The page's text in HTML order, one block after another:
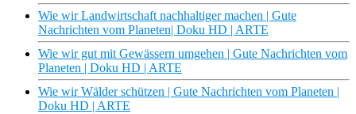
Wie wir Landwirtschaft nachhaltiger machen | Gute
Nachrichten vom Planeten| Doku HD | ARTE
Wie wir gut mit Gewässern umgehen | Gute Nachrichten vom
Planeten | Doku HD | ARTE
Wie wir Wälder schützen | Gute Nachrichten vom Planeten |
Doku HD | ARTE